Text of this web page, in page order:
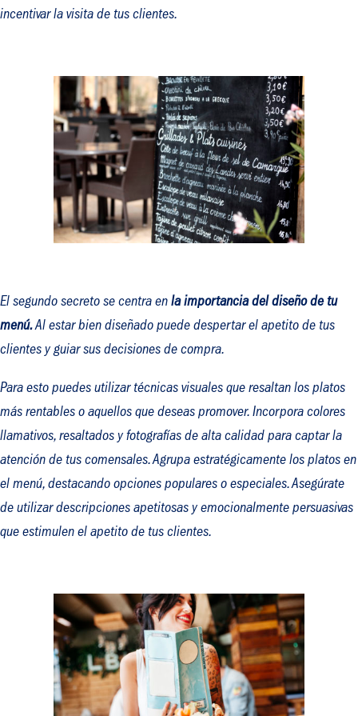
incentivar la visita de tus clientes.
El segundo secreto se centra en la importancia del diseño de tu
menú.Al estar bien diseñado puede despertar el apetito de tus
clientes y guiar sus decisiones de compra.
Para esto puedes utilizar técnicas visuales que resaltan los platos
más rentables o aquellos que deseas promover. Incorpora colores
llamativos, resaltados y fotografías de alta calidad para captar la
atención de tus comensales. Agrupa estratégicamente los platos en
el menú, destacando opciones populares o especiales. Asegúrate
de utilizar descripciones apetitosas y emocionalmente persuasivas
que estimulen el apetito de tus clientes.